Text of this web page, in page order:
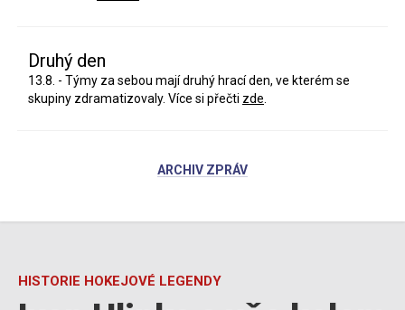
Druhý den
13.8. - Týmy za sebou mají druhý hrací den, ve kterém se
skupiny zdramatizovaly. Více si přečti zde
ARCHIV ZPRÁV
HISTORIE HOKEJOVÉ LEGENDY